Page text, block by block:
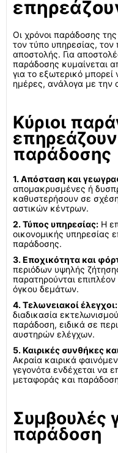
Οι χρόνοι παράδοσης
τον τύπο υπηρεσίας, τον
αποστολής. Για
παράδοσης κυμαίνεται
για το εξωτερικό μπορεί
ημέρες, ανάλογα με την
Κύριοι
παράδοσης
1. Απόσταση και
απομακρυσμένες ή
καθυστερήσουν σε
αστικών κέντρων.
2. Τύπος υπηρεσίας: Η
οικονομικής υπηρεσίας
παράδοσης.
3. Εποχικότητα και
περιόδων υψηλής
παρατηρούνται
όγκου δεμάτων.
4. Τελωνειακοί έλεγχοι:
διαδικασία
παράδοση, ειδικά σε
αυστηρών ελέγχων.
5. Καιρικές συνθήκες
Ακραία καιρικά
γεγονότα ενδέχεται να
μεταφοράς και
Συμβουλές
παράδοση